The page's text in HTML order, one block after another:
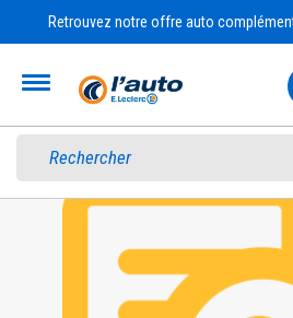
Retrouvez notre offre auto